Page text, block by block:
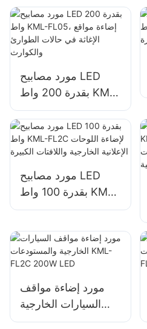
وإضاءة مواقع البناء
مورد مصابيح LED
بقدرة 200 واط KML-
FL05، إضاءة مواقع
الإغاثة في حالات
الطوارئ والكوارث
مورد مصابيح LED
بقدرة 100 واط KML-
FL2C لإضاءة اللوحات
واللافتات الكبيرة
مورد إضاءة مواقف
السيارات الخارجية
والمستودعات KML-